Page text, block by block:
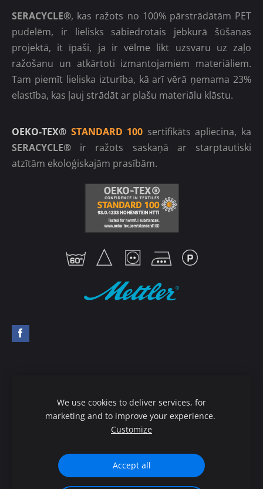
SERACYCLE®, kas ražots no 100% pārstrādātām PET
pudelēm, ir lielisks sabiedrotais jebkurā šūšanas
projektā, it īpaši, ja ir vēlme likt uzsvaru uz zaļo
ražošanu un atkārtoti izmantojamiem materiāliem.
Tam piemīt lieliska izturība, kā arī vērā ņemama 23%
elastība, kas ļauj strādāt ar plašu materiālu klāstu.
OEKO-TEX® STANDARD 100 sertifikāts apliecina, ka
SERACYCLE® ir ražots saskaņā ar starptautiski
atzītām ekoloģiskajām prasībām.
Distances līgums
Privātuma politika
Piegāde un apmaksa
LL Twins Factory SIA, 2021-2026
We use cookies to deliver services, for
marketing and to improve your experience.
Customize
Accept all